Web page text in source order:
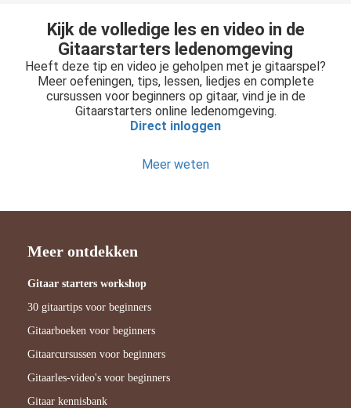
Kijk de volledige les en video in de
Gitaarstarters ledenomgeving
Heeft deze tip en video je geholpen met je gitaarspel?
Meer oefeningen, tips, lessen, liedjes en complete
cursussen voor beginners op gitaar, vind je in de
Gitaarstarters online ledenomgeving.
Direct inloggen
Meer weten
Meer ontdekken
Gitaar starters workshop
30 gitaartips voor beginners
Gitaarboeken voor beginners
Gitaarcursussen voor beginners
Gitaarles-video's voor beginners
Gitaar kennisbank